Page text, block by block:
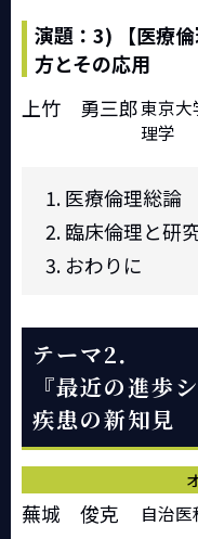
演題：3) 【医療
方とその応用
上竹 勇三郎東京大
理学
医療倫理総論
臨床倫理と研
おわりに
テーマ2．
『最近の進
疾患の新知見
蕪城 俊克 自治